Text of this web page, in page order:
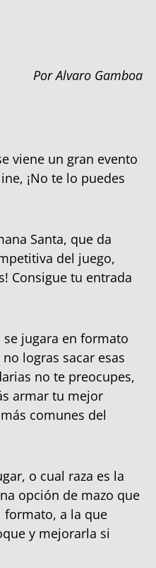
Por Alvaro Gamboa
viene un gran evento
¡No te lo puedes
Santa, que da
del juego,
Consigue tu entrada
jugara en formato
logras sacar esas
no te preocupes,
armar tu mejor
comunes del
o cual raza es la
opción de mazo que
formato, a la que
y mejorarla si